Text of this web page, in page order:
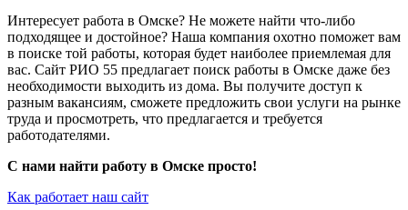
Интересует работа в Омске? Не можете найти что-либо
подходящее и достойное? Наша компания охотно поможет вам
в поиске той работы, которая будет наиболее приемлемая для
вас. Сайт РИО 55 предлагает поиск работы в Омске даже без
необходимости выходить из дома. Вы получите доступ к
разным вакансиям, сможете предложить свои услуги на рынке
труда и просмотреть, что предлагается и требуется
работодателями.
С нами найти работу в Омске просто!
Как работает наш сайт